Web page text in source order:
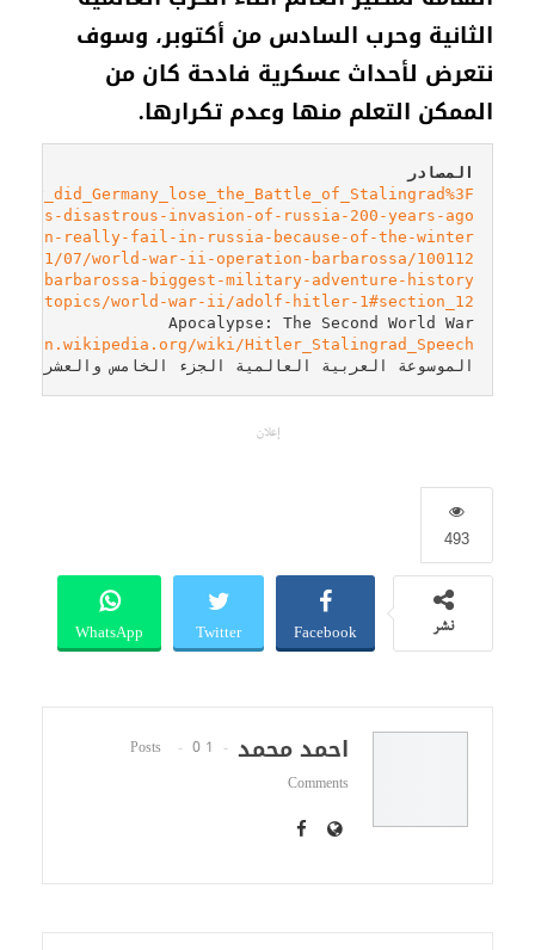
الثانية وحرب السادس من أكتوبر، وسوف
نتعرض لأحداث عسكرية فادحة كان من
الممكن التعلم منها وعدم تكرارها.
المصادر
disastrous-invasion-of-russia-200-years-ago
really-fail-in-russia-because-of-the-winter
07/world-war-ii-operation-barbarossa/100112
barbarossa-biggest-military-adventure-history
topics/world-war-ii/adolf-hitler-1#section_12
Apocalypse: The Second World War
en.wikipedia.org/wiki/Hitler_Stalingrad_Speech
الموسوعة العربية العالمية الجزء الخامس والعشرون صفحة
إعلان
493
نشر Facebook
Twitter
WhatsApp
احمد محمد 1 Posts
0
Comments